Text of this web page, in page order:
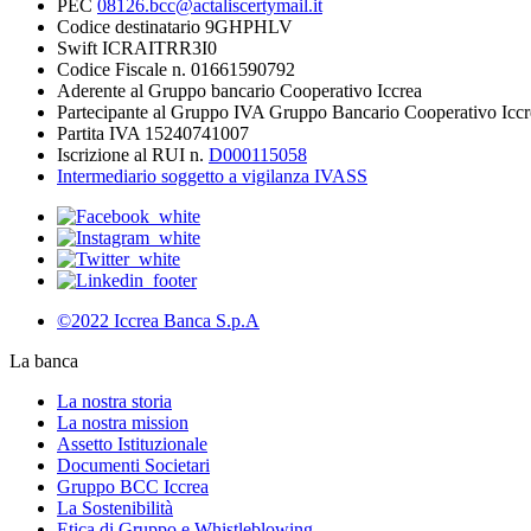
PEC 08126.bcc@actaliscertymail.it
Codice destinatario 9GHPHLV
Swift ICRAITRR3I0
Codice Fiscale n. 01661590792
Aderente al Gruppo bancario Cooperativo Iccrea
Partecipante al Gruppo IVA Gruppo Bancario Cooperativo
Partita IVA 15240741007
Iscrizione al RUI n. D000115058
Intermediario soggetto a vigilanza IVASS
©2022 Iccrea Banca S.p.A
La banca
La nostra storia
La nostra mission
Assetto Istituzionale
Documenti Societari
Gruppo BCC Iccrea
La Sostenibilità